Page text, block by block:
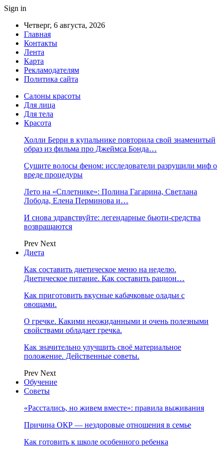
Sign in
Четверг, 6 августа, 2026
Главная
Контакты
Лента
Карта
Рекламодателям
Политика сайта
Салоны красоты
Для лица
Для тела
Красота
Холли Берри в купальнике повторила свой знаменитый
образ из фильма про Джеймса Бонда…
Сушите волосы феном: исследователи разрушили миф о
вреде процедуры
Лето на «Сплетнике»: Полина Гагарина, Светлана
Лобода, Елена Перминова и…
И снова здравствуйте: легендарные бьюти-средства
возвращаются
Prev Next
Диета
Как составить диетическое меню на неделю.
Диетическое питание. Как составить рацион…
Как приготовить вкусные кабачковые оладьи с
овощами.
О гречке. Какими неожиданными и очень полезными
свойствами обладает гречка.
Как значительно улучшить своё материальное
положение. Действенные советы.
Prev Next
Обучение
Советы
«Расстались, но живем вместе»: правила выживания
Причина ОКР — нездоровые отношения в семье
Как готовить к школе особенного ребенка